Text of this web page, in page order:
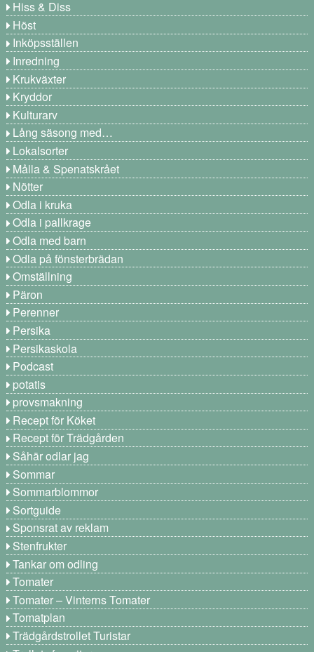
Hiss & Diss
Höst
Inköpsställen
Inredning
Krukväxter
Kryddor
Kulturarv
Lång säsong med…
Lokalsorter
Målla & Spenatskrået
Nötter
Odla i kruka
Odla i pallkrage
Odla med barn
Odla på fönsterbrädan
Omställning
Päron
Perenner
Persika
Persikaskola
Podcast
potatis
provsmakning
Recept för Köket
Recept för Trädgården
Såhär odlar jag
Sommar
Sommarblommor
Sortguide
Sponsrat av reklam
Stenfrukter
Tankar om odling
Tomater
Tomater – Vinterns Tomater
Tomatplan
Trädgårdstrollet Turistar